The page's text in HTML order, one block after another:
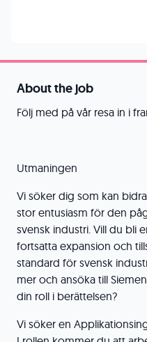
About the job
Följ med på vår resa in i
Utmaningen
Vi söker dig som kan
stor entusiasm för den
svensk industri. Vill du bli
fortsatta expansion och
standard för svensk
mer och ansöka till
din roll i berättelsen?
Vi söker en